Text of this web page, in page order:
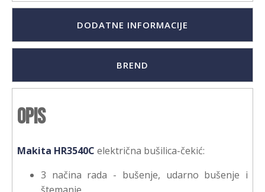
DODATNE INFORMACIJE
BREND
Opis
Makita HR3540C električna bušilica-čekić:
3 načina rada - bušenje, udarno bušenje i